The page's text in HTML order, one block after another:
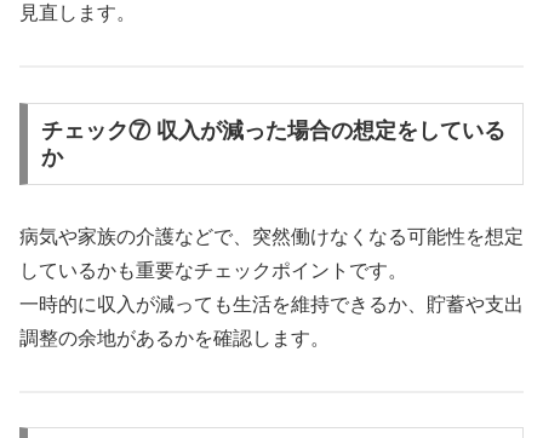
見直します。
チェック⑦ 収入が減った場合の想定をしている
か
病気や家族の介護などで、突然働けなくなる可能性を想定
しているかも重要なチェックポイントです。
一時的に収入が減っても生活を維持できるか、貯蓄や支出
調整の余地があるかを確認します。